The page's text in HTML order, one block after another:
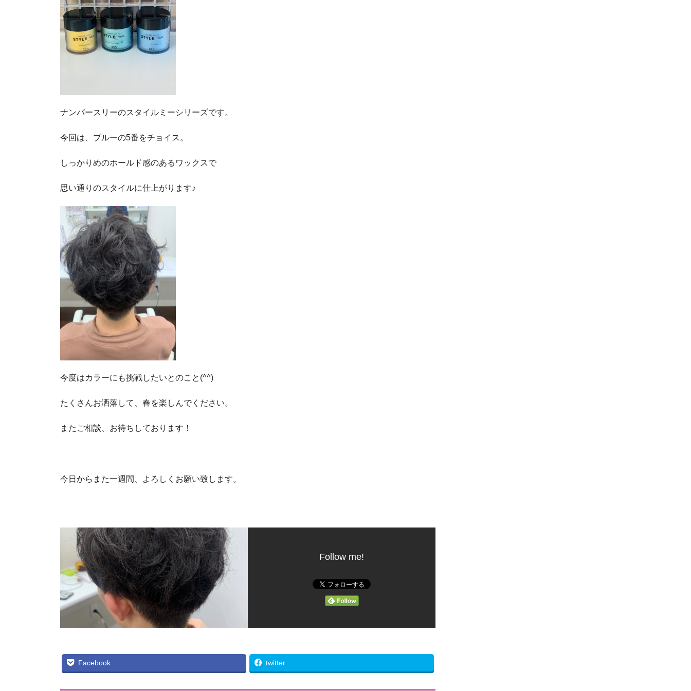
ナンバースリーのスタイルミーシリーズです。
今回は、ブルーの5番をチョイス。
しっかりめのホールド感のあるワックスで
思い通りのスタイルに仕上がります♪
今度はカラーにも挑戦したいとのこと(^^)
たくさんお洒落して、春を楽しんでください。
またご相談、お待ちしております！
今日からまた一週間、よろしくお願い致します。
Follow me!
Facebook twitter